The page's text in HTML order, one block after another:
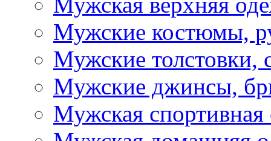
Мужские костюмы,
Мужские толстовки,
Мужские джинсы,
Мужская спортивная